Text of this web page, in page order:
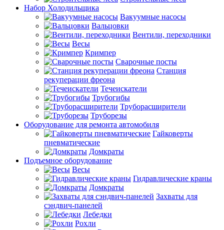
Набор Холодильщика
Вакуумные насосы
Вальцовки
Вентили, переходники
Весы
Кримпер
Сварочные посты
Станция
рекуперации фреона
Течеискатели
Трубогибы
Труборасширители
Труборезы
Оборудование для ремонта автомобиля
Гайковерты
пневматические
Домкраты
Подъемное оборудование
Весы
Гидравлические краны
Домкраты
Захваты для
сэндвич-панелей
Лебедки
Рохли